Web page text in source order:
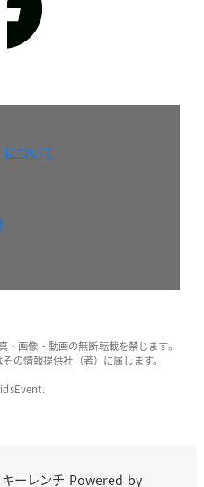
について
・画像・動画の無断転載を禁じます。
の情報提供社（者）に属します。
ーレンチ Powered by